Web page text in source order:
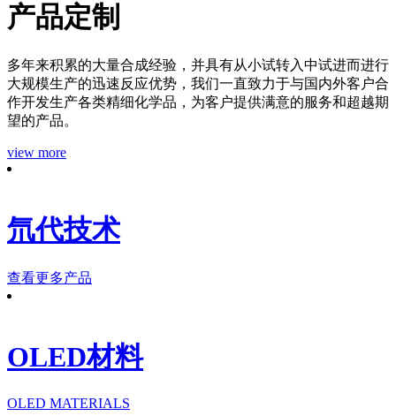
产品定制
多年来积累的大量合成经验，并具有从小试转入中试进而进行
大规模生产的迅速反应优势，我们一直致力于与国内外客户合
作开发生产各类精细化学品，为客户提供满意的服务和超越期
望的产品。
view more
氘代技术
查看更多产品
OLED材料
OLED MATERIALS